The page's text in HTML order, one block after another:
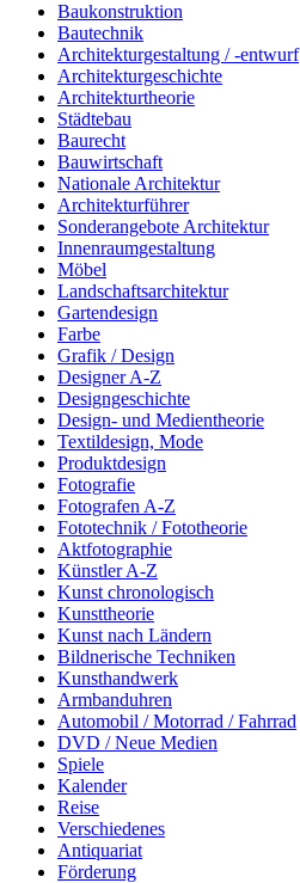
Baukonstruktion
Bautechnik
Architekturgestaltung / -entwurf
Architekturgeschichte
Architekturtheorie
Städtebau
Baurecht
Bauwirtschaft
Nationale Architektur
Architekturführer
Sonderangebote Architektur
Innenraumgestaltung
Möbel
Landschaftsarchitektur
Gartendesign
Farbe
Grafik / Design
Designer A-Z
Designgeschichte
Design- und Medientheorie
Textildesign, Mode
Produktdesign
Fotografie
Fotografen A-Z
Fototechnik / Fototheorie
Aktfotographie
Künstler A-Z
Kunst chronologisch
Kunsttheorie
Kunst nach Ländern
Bildnerische Techniken
Kunsthandwerk
Armbanduhren
Automobil / Motorrad / Fahrrad
DVD / Neue Medien
Spiele
Kalender
Reise
Verschiedenes
Antiquariat
Förderung